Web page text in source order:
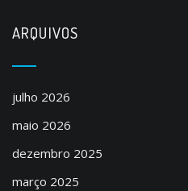
ARQUIVOS
julho 2026
maio 2026
dezembro 2025
março 2025